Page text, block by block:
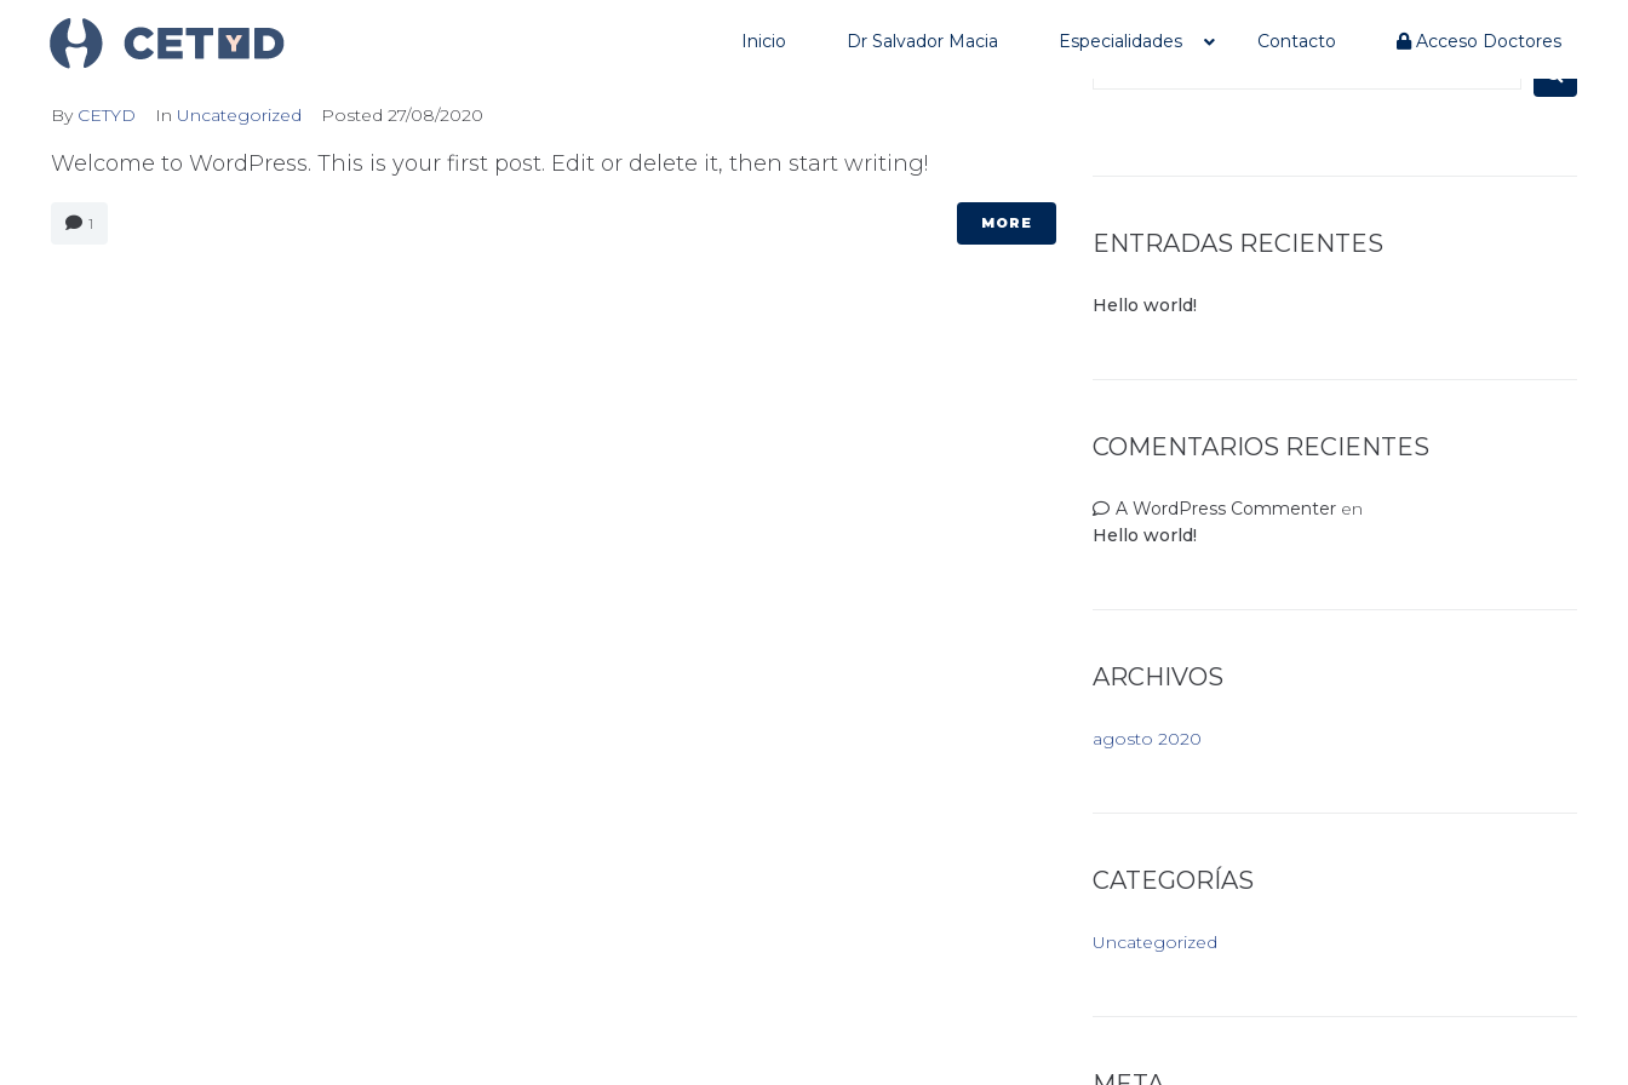
Inicio Dr Salvador Macia Especialidades Contacto Acceso Doctores
Hello world!
By CETYD In Uncategorized Posted 27/08/2020
Welcome to WordPress. This is your first post. Edit or delete it, then start writing!
1 MORE
ENTRADAS RECIENTES
Hello world!
COMENTARIOS RECIENTES
A WordPress Commenter en
Hello world!
ARCHIVOS
agosto 2020
CATEGORÍAS
Uncategorized